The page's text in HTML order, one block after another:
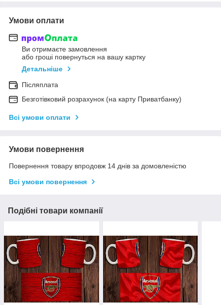
Умови оплати
Ви отримаєте замовлення
або гроші повернуться на вашу картку
Детальніше
Післяплата
Безготівковий розрахунок (на карту Приватбанку)
Всі умови оплати
Умови повернення
Повернення товару впродовж 14 днів за домовленістю
Всі умови повернення
Подібні товари компанії